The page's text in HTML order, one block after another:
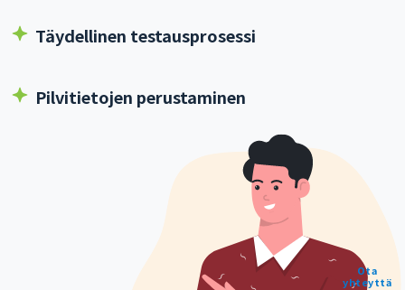
Täydellinen testausprosessi
Pilvitietojen perustaminen
Ota
yhteyttä